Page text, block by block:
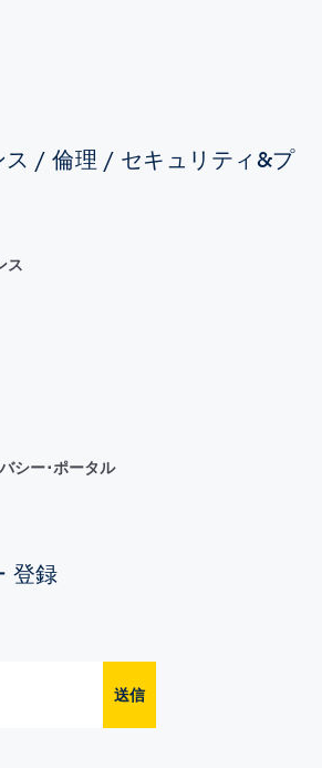
ス / 倫理 / セキュリティ&プ
ス
シー･ポータル
登録
送信